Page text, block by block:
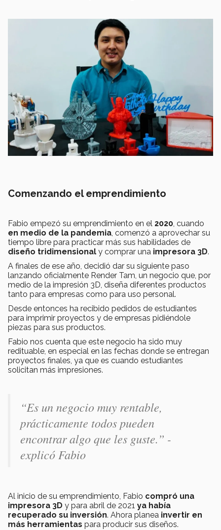
Comenzando el emprendimiento
Fabio empezó su emprendimiento en el 2020, cuando
en medio de la pandemia, comenzó a aprovechar su
tiempo libre para practicar más sus habilidades de
diseño tridimensional y comprar una impresora 3D.
A finales de ese año, decidió dar su siguiente paso
lanzando oficialmente Render Tam, un negocio que, por
medio de la impresión 3D, diseña diferentes productos
tanto para empresas como para uso personal.
Desde entonces ha recibido pedidos de estudiantes
para imprimir proyectos y de empresas pidiéndole
piezas para sus productos.
Fabio nos cuenta que este negocio ha sido muy
redituable, en especial en las fechas donde se entregan
proyectos finales, ya que es cuando estudiantes
solicitan más impresiones.
“Es un negocio muy rentable,
prácticamente todos pueden
encontrar algo que les guste.” -
explicó Fabio
Al inicio de su emprendimiento, Fabio compró una
impresora 3D y para abril de 2021 ya había
recuperado su inversión. Ahora planea invertir en
más herramientas para producir sus diseños.